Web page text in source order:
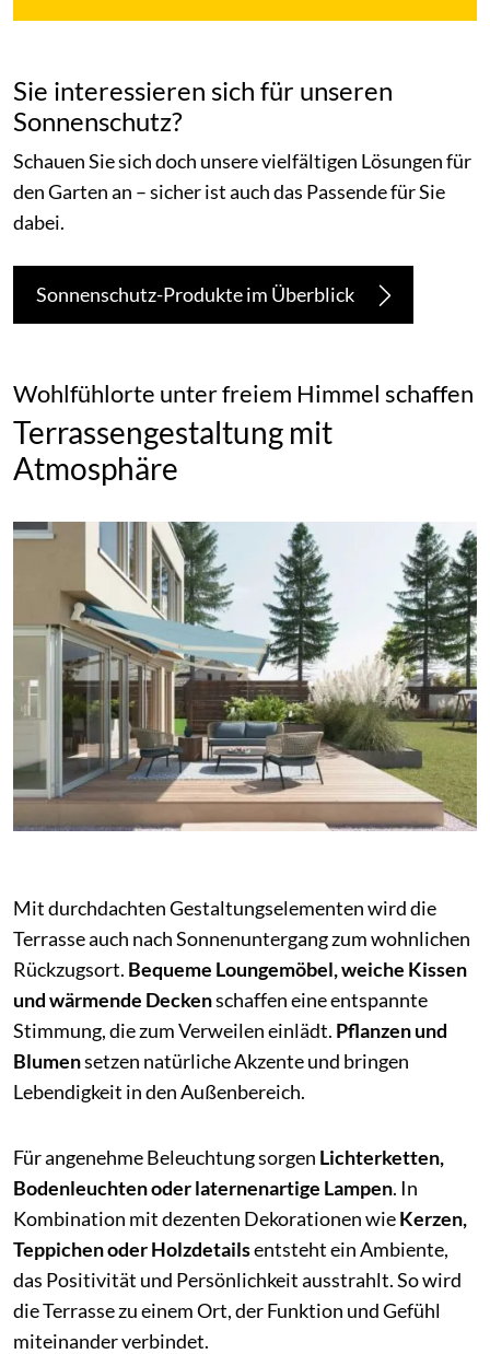
Sie interessieren sich für unseren
Sonnenschutz?
Schauen Sie sich doch unsere vielfältigen Lösungen für
den Garten an – sicher ist auch das Passende für Sie
dabei.
Sonnenschutz-Produkte im Überblick
Wohlfühlorte unter freiem Himmel schaffen
Terrassengestaltung mit
Atmosphäre
Mit durchdachten Gestaltungselementen wird die
Terrasse auch nach Sonnenuntergang zum wohnlichen
Rückzugsort. Bequeme Loungemöbel, weiche Kissen
und wärmende Deckenschaffen eine entspannte
Stimmung, die zum Verweilen einlädt. Pflanzen und
Blumensetzen natürliche Akzente und bringen
Lebendigkeit in den Außenbereich.
Für angenehme Beleuchtung sorgen Lichterketten,
Bodenleuchten oder laternenartige Lampen. In
Kombination mit dezenten Dekorationen wieKerzen,
Teppichen oder Holzdetailsentsteht ein Ambiente,
das Positivität und Persönlichkeit ausstrahlt. So wird
die Terrasse zu einem Ort, der Funktion und Gefühl
miteinander verbindet.